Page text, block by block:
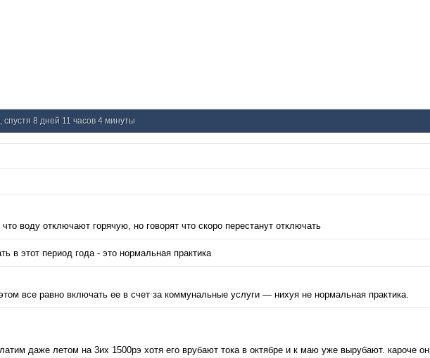
, спустя 8 дней 11 часов 4 минуты
что воду отключают горячую, но говорят что скоро перестанут отключать
в этот период года - это нормальная практика
все равно включать ее в счет за коммунальные услуги — нихуя не нормальная практика.
даже летом на 3их 1500рэ хотя его врубают тока в октябре и к маю уже вырубают. кароче